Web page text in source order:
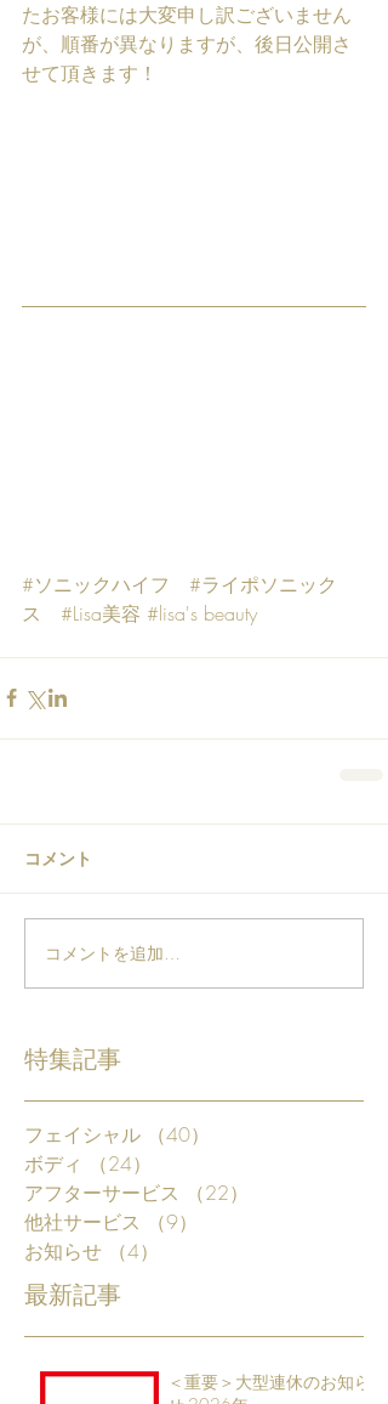
たお客様には大変申し訳ございません
が、順番が異なりますが、後日公開さ
せて頂きます！
#ソニックハイフ
#ライポソニック
ス
#Lisa美容 #lisa's beauty
コメント
コメントを追加…
特集記事
フェイシャル （40）
ボディ
（24）
アフターサービス
（22）
他社サービス
（9）
お知らせ
（4）
最新記事
＜重要＞大型連休のお知ら